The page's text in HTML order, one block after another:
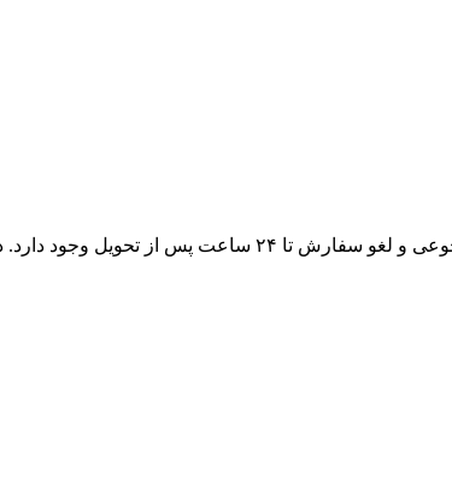
در صورتی که کالا پلمپ و بسته‌بندی آن سالم باشد،